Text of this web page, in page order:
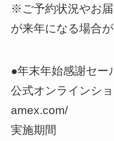
※ご予約状況やお
が来年になる場合が
●年末年始感謝セー
公式オンラインシ
amex.com/
実施期間 ：